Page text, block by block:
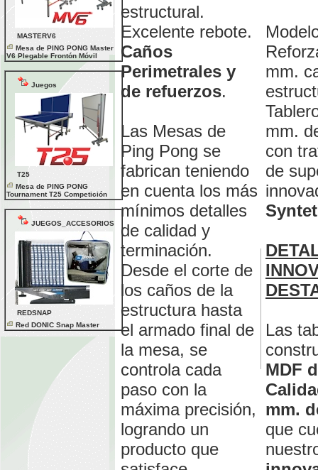
MASTERV6
Mesa de PING PONG Master
V6 Plegable Frontón Móvil
Juegos
T25
Mesa de PING PONG
Tournament T25 Competición
JUEGOS_ACCESORIOS
REDSNAP
Red DONIC Snap Master
estructural.
Excelente rebote.
Caños
Perimetrales y
de refuerzos.
Las Mesas de
Ping Pong se
fabrican teniendo
en cuenta los más
mínimos detalles
de calidad y
terminación.
Desde el corte de
los caños de la
estructura hasta
el armado final de
la mesa, se
controla cada
paso con la
máxima precisión,
logrando un
producto que
mm.
mm.
con
de
Las
MDF
mm.
que